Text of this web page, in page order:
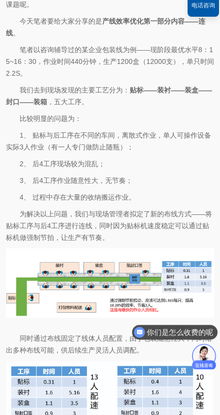
课题呢。
今天笔者要给大家分享的是产线效率优化第一部分内容——连
线。
笔者以咨询辅导过的某企业包装线为例——现阶段最优水平8：1
5~16：30，作业时间440分钟，生产1200盒（12000支），单只时间
2.2S。
我们去到现场发现的主要工艺分为： 贴标——装衬——装盒——
封口——装箱 ，五大工序。
比较明显的问题为：
1、 贴标与后工序在不同的车间，离散式作业，单人可操作设备
实际3人作业（有一人专门做防止随瓶）；
2、 后4工序现场较为混乱；
3、 后4工序作业随意性大，无节奏；
4、 过程中存在大量的收纳搬运作业。
为解决以上问题，我们与现场管理者拟定了新的布线方式——将
贴标工序与后4工序进行连线，同时因为贴标机速度稳定可以通过贴
标机做强制节拍，让生产有节奏。
同时通过布线固定了线体人员配置，由于包装随意性大，同时给
出多种布线可能，供后续生产灵活人员调配。
电话咨询
你们是怎么收费的呢